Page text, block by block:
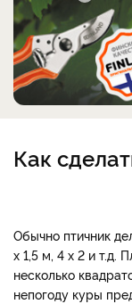
Как
Обычно птичник
х 1,5 м, 4 х 2 и т.д.
несколько
непогоду куры